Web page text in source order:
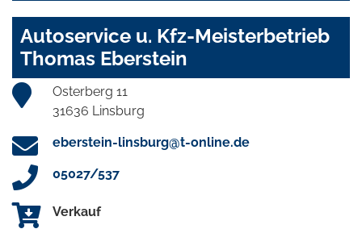
Autoservice u. Kfz-Meisterbetrieb
Thomas Eberstein
Osterberg 11
31636 Linsburg
eberstein-linsburg@t-online.de
05027/537
Verkauf